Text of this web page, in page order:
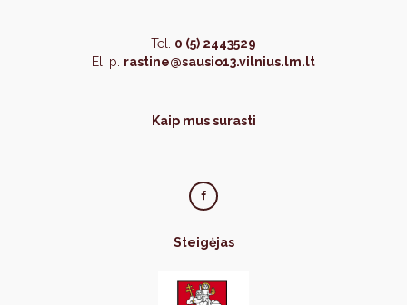
Tel. 0 (5) 2443529
El. p. rastine@sausio13.vilnius.lm.lt
Kaip mus surasti
Steigėjas